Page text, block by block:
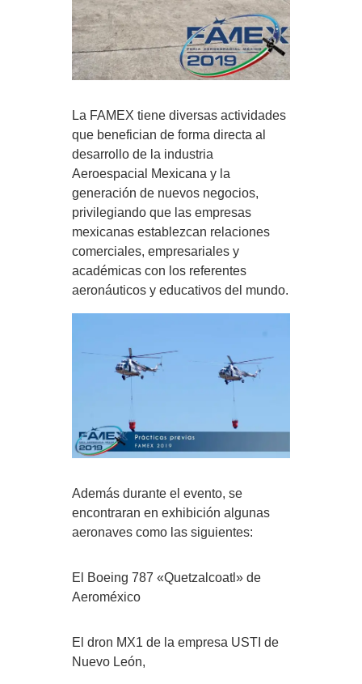
La FAMEX tiene diversas actividades
que benefician de forma directa al
desarrollo de la industria
Aeroespacial Mexicana y la
generación de nuevos negocios,
privilegiando que las empresas
mexicanas establezcan relaciones
comerciales, empresariales y
académicas con los referentes
aeronáuticos y educativos del mundo.
Además durante el evento, se
encontraran en exhibición algunas
aeronaves como las siguientes:
El Boeing 787 «Quetzalcoatl» de
Aeroméxico
El dron MX1 de la empresa USTI de
Nuevo León,